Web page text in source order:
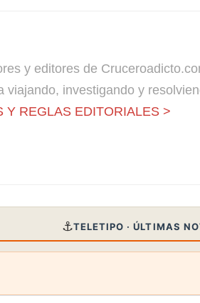
y editores de
viajando, investigando y
REGLAS EDITORIALES >
⚓TELETIPO · ÚLTIMAS